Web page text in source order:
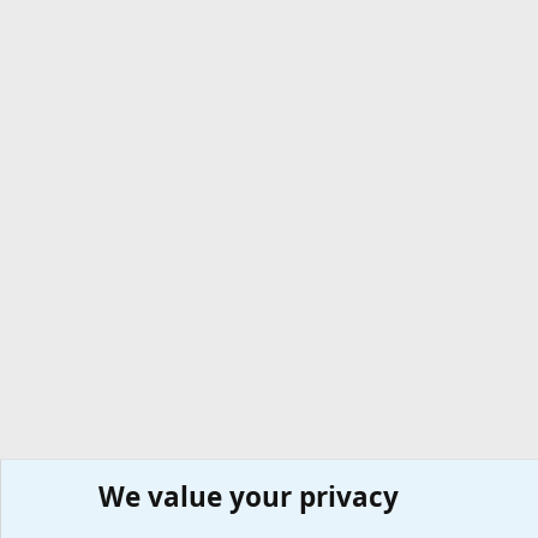
Сайт доктора Мостовского Форумы
We value your privacy